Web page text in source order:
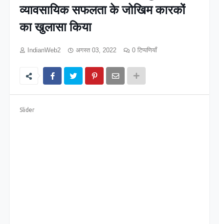
व्यावसायिक सफलता के जोखिम कारकों
का खुलासा किया
IndianWeb2 अगस्त 03, 2022 0 टिप्पणियाँ
Slider